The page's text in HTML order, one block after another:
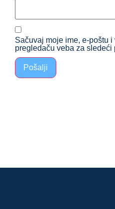
Sačuvaj moje ime, e-poštu
pregledaču veba za sledeći